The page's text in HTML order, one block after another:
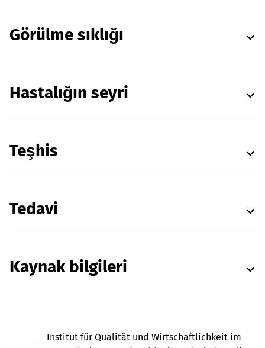
Görülme sıklığı
Hastalığın seyri
Teşhis
Tedavi
Kaynak bilgileri
Institut für Qualität und Wirtschaftlichkeit im